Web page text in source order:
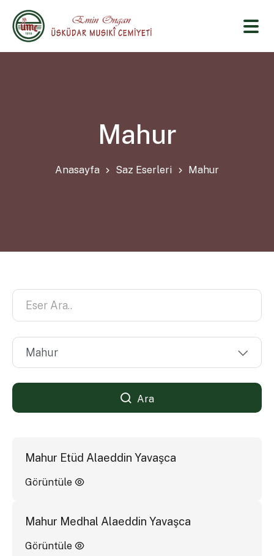
Mahur
Anasayfa Saz Eserleri Mahur
Ara
Mahur Etüd Alaeddin Yavaşca
Görüntüle
Mahur Medhal Alaeddin Yavaşca
Görüntüle